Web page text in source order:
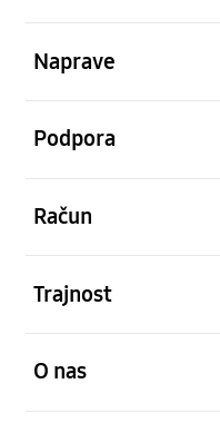
Naprave
Podpora
Račun
Trajnost
O nas